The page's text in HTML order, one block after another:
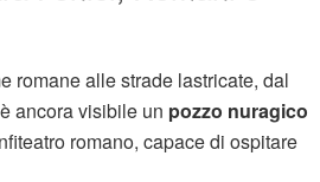
romane alle strade lastricate, dal
ancora visibile un pozzo nuragico
romano, capace di ospitare